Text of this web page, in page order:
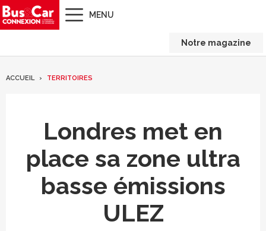
MENU
Notre magazine
ACCUEIL TERRITOIRES
Londres met en
place sa zone ultra
basse émissions
ULEZ